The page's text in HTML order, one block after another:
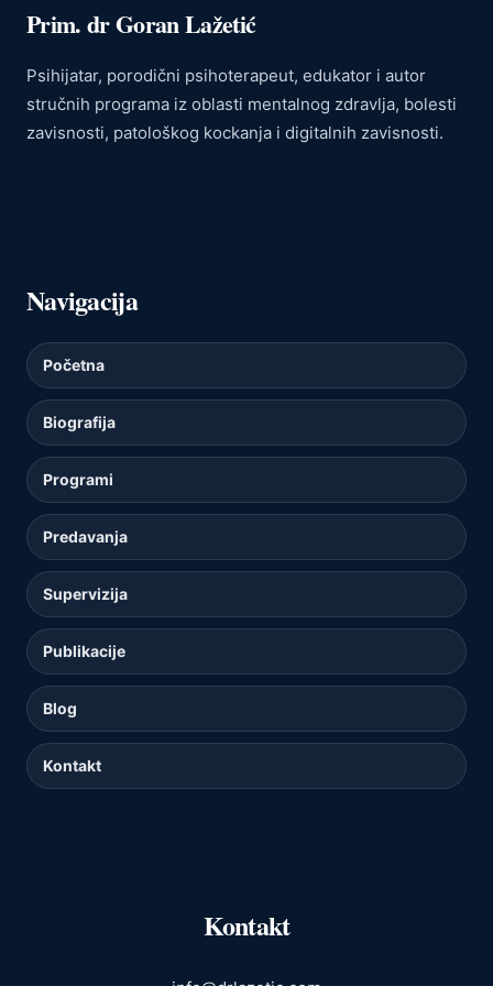
Prim. dr Goran Lažetić
Psihijatar, porodični psihoterapeut, edukator i autor
stručnih programa iz oblasti mentalnog zdravlja, bolesti
zavisnosti, patološkog kockanja i digitalnih zavisnosti.
Navigacija
Početna
Biografija
Programi
Predavanja
Supervizija
Publikacije
Blog
Kontakt
Kontakt